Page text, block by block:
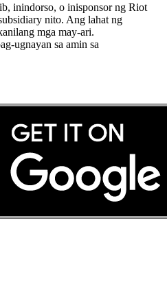
inindorso, o inisponsor ng Riot
nito. Ang lahat ng
mga may-ari.
ugnayan sa amin sa